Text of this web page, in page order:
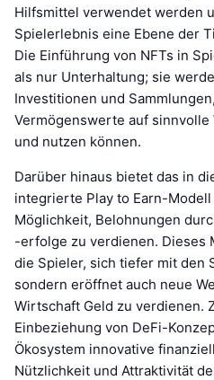
Hilfsmittel verwendet werden
Spielerlebnis eine Ebene der
Die Einführung von NFTs in
als nur Unterhaltung; sie
Investitionen und
Vermögenswerte auf sinnvolle
und nutzen können.
Darüber hinaus bietet das in
integrierte Play to Earn-
Möglichkeit, Belohnungen
-erfolge zu verdienen. Dieses
die Spieler, sich tiefer mit den
sondern eröffnet auch neue
Wirtschaft Geld zu verdienen.
Einbeziehung von DeFi-
Ökosystem innovative
Nützlichkeit und Attraktivität